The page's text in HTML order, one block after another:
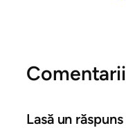
Comentarii
Lasă un răspuns